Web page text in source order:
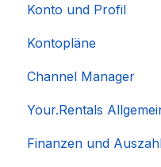
Konto und Profil
Kontopläne
Channel Manager
Your.Rentals
Finanzen und